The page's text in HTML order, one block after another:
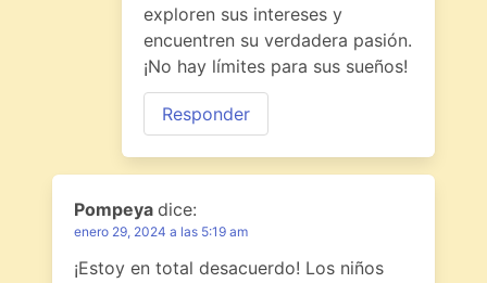
exploren sus intereses y
encuentren su verdadera pasión.
¡No hay límites para sus sueños!
Responder
Pompeya dice:
enero 29, 2024 a las 5:19 am
¡Estoy en total desacuerdo! Los niños